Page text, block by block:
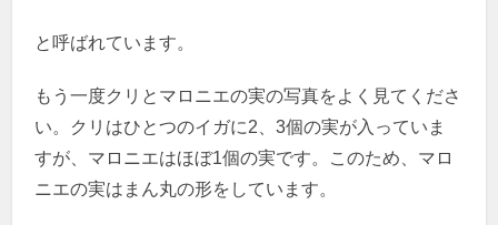
と呼ばれています。
もう一度クリとマロニエの実の写真をよく見てくださ
い。クリはひとつのイガに2、3個の実が入っていま
すが、マロニエはほぼ1個の実です。このため、マロ
ニエの実はまん丸の形をしています。